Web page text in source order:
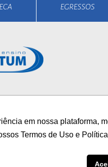
em nossa plataforma,
Termos de Uso e
EGRESSOS
Vestibular
AUTOAVALIAÇÃO